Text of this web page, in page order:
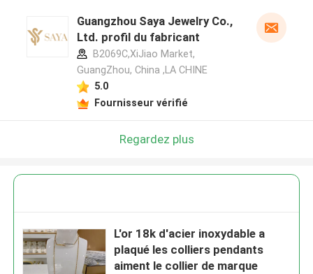
Guangzhou Saya Jewelry Co.,
Ltd. profil du fabricant
B2069C,XiJiao Market,
GuangZhou, China ,LA CHINE
5.0
Fournisseur vérifié
Regardez plus
L'or 18k d'acier inoxydable a
plaqué les colliers pendants
aiment le collier de marque